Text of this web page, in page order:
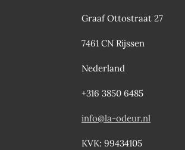
Graaf Ottostraat 27
7461 CN Rijssen
Nederland
+316 3850 6485
info@la-odeur.nl
KVK: 99434105